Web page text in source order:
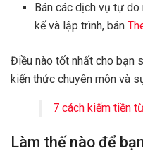
Bán các dịch vụ tự
kế và lập trình, bán
Điều nào tốt nhất cho bạn
kiến ​​thức chuyên môn và
7 cách kiếm tiền
Làm thế nào để